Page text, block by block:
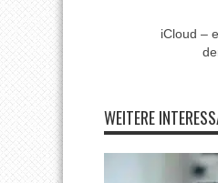
iCloud –
WEITERE